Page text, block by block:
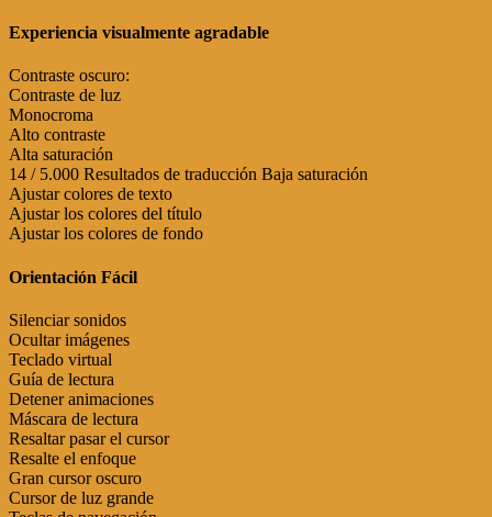
Experiencia visualmente agradable
Contraste oscuro:
Contraste de luz
Monocroma
Alto contraste
Alta saturación
14 / 5.000 Resultados de traducción Baja saturación
Ajustar colores de texto
Ajustar los colores del título
Ajustar los colores de fondo
Orientación Fácil
Silenciar sonidos
Ocultar imágenes
Teclado virtual
Guía de lectura
Detener animaciones
Máscara de lectura
Resaltar pasar el cursor
Resalte el enfoque
Gran cursor oscuro
Cursor de luz grande